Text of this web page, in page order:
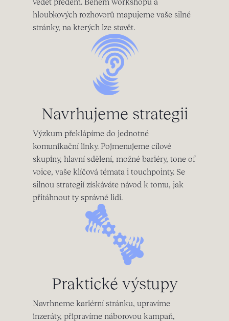
hloubkových rozhovorů mapujeme vaše silné
stránky, na kterých lze stavět.
Navrhujeme strategii
Výzkum překlápíme do jednotné
komunikační linky. Pojmenujeme cílové
skupiny, hlavní sdělení, možné bariéry, tone of
voice, vaše klíčová témata i touchpointy. Se
silnou strategií získáváte návod k tomu, jak
přitáhnout ty správné lidi.
Praktické výstupy
Navrhneme kariérní stránku, upravíme
inzeráty, připravíme náborovou kampaň,